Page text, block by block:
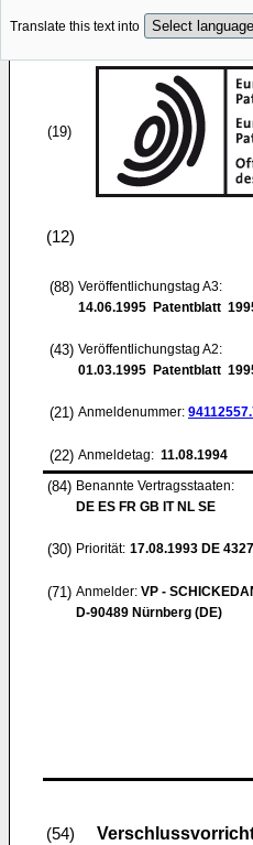
Translate this text into
(19)
(12)
(88) Veröffentlichungstag A3:
14.06.1995 Patentblatt
(43) Veröffentlichungstag A2:
01.03.1995 Patentblatt
(21) Anmeldenummer:
(22) Anmeldetag: 11.08.1994
(84) Benannte Vertragsstaaten:
DE ES FR GB IT NL SE
(30) Priorität: 17.08.1993 DE
(71) Anmelder: VP -
D-90489 Nürnberg (DE)
(54)